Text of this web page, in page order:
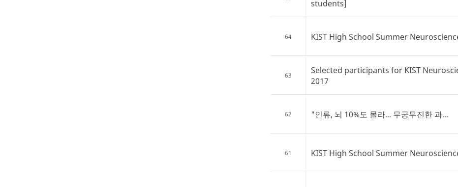
students]
64 KIST High School Summer
63
Selected participants for KIST
2017
62 "인류, 뇌 10%도 몰라... 무궁무진한 과...
61 KIST High School Summer